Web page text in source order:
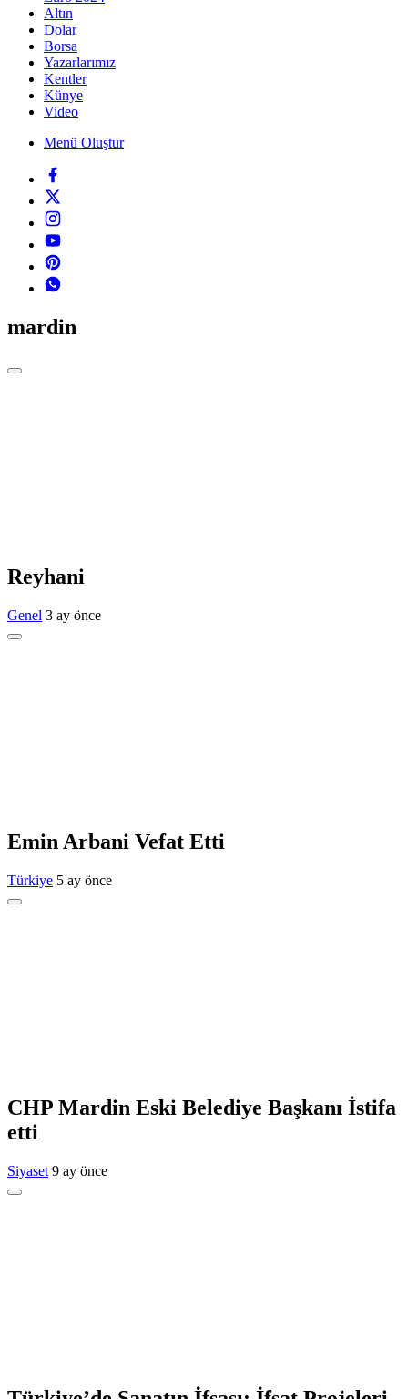
Altın
Dolar
Borsa
Yazarlarımız
Kentler
Künye
Video
Menü Oluştur
mardin
Reyhani
Genel 3 ay önce
Emin Arbani Vefat Etti
Türkiye 5 ay önce
CHP Mardin Eski Belediye Başkanı İstifa
etti
Siyaset 9 ay önce